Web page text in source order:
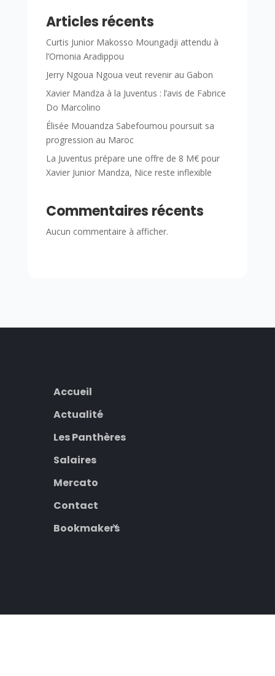
Articles récents
Curtis Junior Makosso Moungadji attendu à
l’Omonia Aradippou
Jerry Ngoua Ngoua veut revenir au Gabon
Xavier Mandza à la Juventus : l’avis de Fabrice
Do Marcolino
Élisée Mouandza Sabefoumou poursuit sa
progression au Maroc
La Juventus prépare une offre de 8 M€ pour
Xavier Junior Mandza, Nice reste inflexible
Commentaires récents
Aucun commentaire à afficher.
Accueil
Actualité
Les Panthères
Salaires
Mercato
Contact
Bookmakers